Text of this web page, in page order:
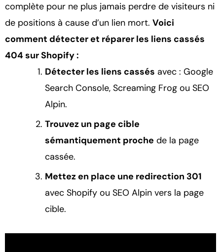
complète pour ne plus jamais perdre de visiteurs ni
de positions à cause d’un lien mort. Voici
comment détecter et réparer les liens cassés
404 sur Shopify :
Détecter les liens cassés avec : Google
Search Console, Screaming Frog ou SEO
Alpin.
Trouvez un page cible
sémantiquement proche de la page
cassée.
Mettez en place une redirection 301
avec Shopify ou SEO Alpin vers la page
cible.